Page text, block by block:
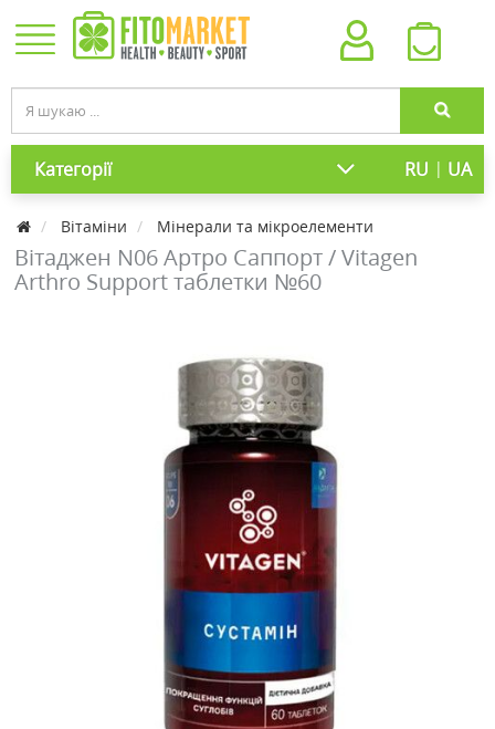
Категорії RU | UA
Вітаміни Мінерали та мікроелементи
Вітаджен N06 Артро Саппорт / Vitagen
Arthro Support таблетки №60